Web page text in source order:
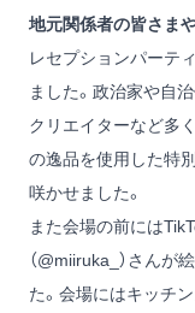
地元関係者の皆さま
レセプションパーテ
ました。政治家や自
クリエイターなど多
の逸品を使用した特
咲かせました。
また会場の前には
（@miiruka_ ）さんが
た。会場にはキッチ